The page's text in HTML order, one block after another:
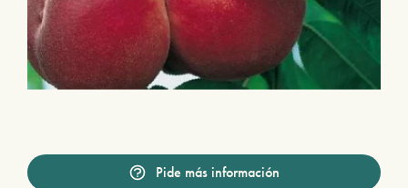
Pide más información